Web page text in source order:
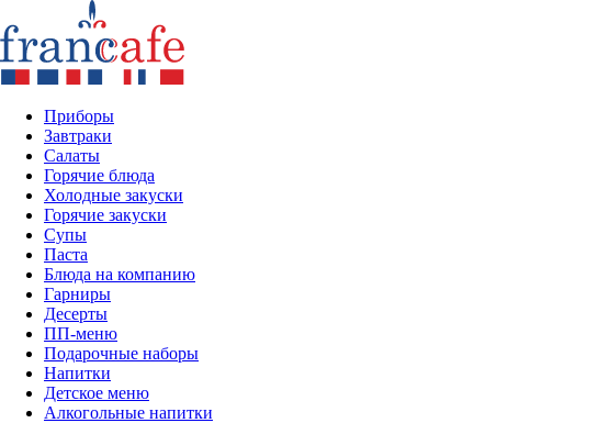
Приборы
Завтраки
Салаты
Горячие блюда
Холодные закуски
Горячие закуски
Супы
Паста
Блюда на компанию
Гарниры
Десерты
ПП-меню
Подарочные наборы
Напитки
Детское меню
Алкогольные напитки